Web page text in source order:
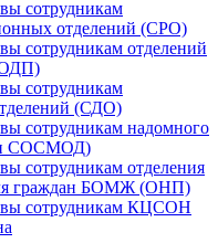
сотрудникам
отделений (СРО)
сотрудникам отделений
сотрудникам
(СДО)
сотрудникам надомного
и СОСМОД)
сотрудникам отделения
граждан БОМЖ (ОНП)
сотрудникам КЦСОН